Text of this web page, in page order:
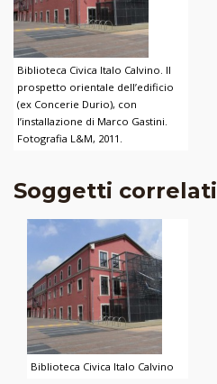
Biblioteca Civica Italo Calvino. Il
prospetto orientale dell’edificio
(ex Concerie Durio), con
l’installazione di Marco Gastini.
Fotografia L&M, 2011.
Soggetti correlati
Biblioteca Civica Italo Calvino